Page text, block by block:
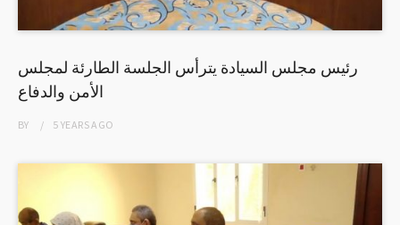
رئيس مجلس السيادة يترأس الجلسة الطارئة لمجلس
الأمن والدفاع
BY 5 YEARSAGO